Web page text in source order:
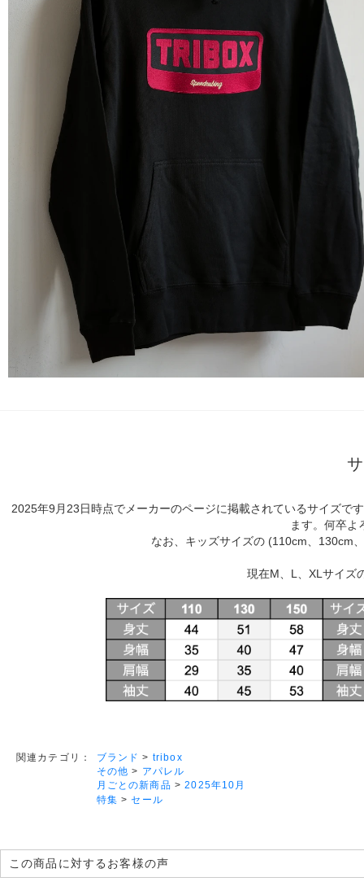
2025年9月23日時点でメーカーのページに掲載されているサイズで
ます。何卒よ
なお、キッズサイズの (110cm、130cm
現在M、L、XLサイズ
関連カテゴリ： ブランド > tribox
その他 > アパレル
月ごとの新商品 >2025年10月
特集 >セール
この商品に対するお客様の声